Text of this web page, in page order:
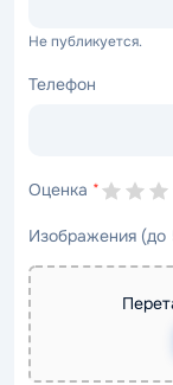
Не публикуется.
Телефон
Оценка *
Изображения